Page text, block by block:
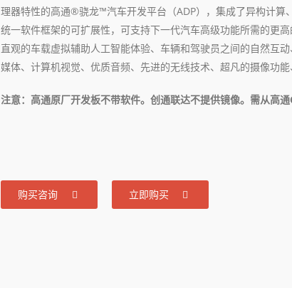
理器特性的高通®骁龙™汽车开发平台（ADP），集成了异构计算
统一软件框架的可扩展性，可支持下一代汽车高级功能所需的更
直观的车载虚拟辅助人工智能体验、车辆和驾驶员之间的自然互
媒体、计算机视觉、优质音频、先进的无线技术、超凡的摄像功能
注意：高通原厂开发板不带软件。创通联达不提供镜像。需从高
购买咨询 立即购买